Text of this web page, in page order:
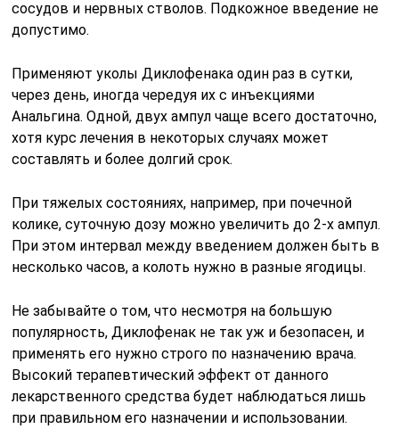
сосудов и нервных стволов. Подкожное введение не
допустимо.
Применяют уколы Диклофенака один раз в сутки,
через день, иногда чередуя их с инъекциями
Анальгина. Одной, двух ампул чаще всего достаточно,
хотя курс лечения в некоторых случаях может
составлять и более долгий срок.
При тяжелых состояниях, например, при почечной
колике, суточную дозу можно увеличить до 2-х ампул.
При этом интервал между введением должен быть в
несколько часов, а колоть нужно в разные ягодицы.
Не забывайте о том, что несмотря на большую
популярность, Диклофенак не так уж и безопасен, и
применять его нужно строго по назначению врача.
Высокий терапевтический эффект от данного
лекарственного средства будет наблюдаться лишь
при правильном его назначении и использовании.